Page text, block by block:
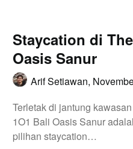
Staycation di
Oasis Sanur
Arif Setiawan,
Terletak di jantung
1O1 Bali Oasis Sanur
pilihan staycation…